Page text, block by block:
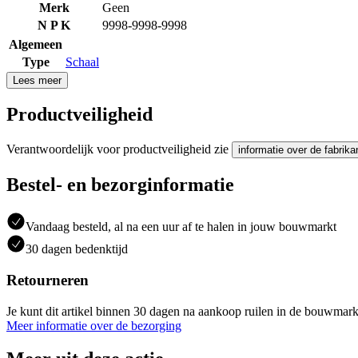
Merk
Geen
N P K
9998-9998-9998
Algemeen
Type
Schaal
Lees meer
Productveiligheid
Verantwoordelijk voor productveiligheid zie informatie over de
Bestel- en bezorginformatie
Vandaag besteld, al na een uur af te halen in jouw bouwmarkt
30 dagen bedenktijd
Retourneren
Je kunt dit artikel binnen 30 dagen na aankoop ruilen in de
Meer informatie over de bezorging